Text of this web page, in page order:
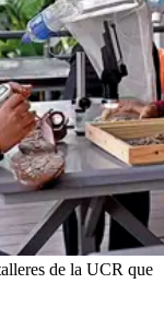
de la UCR que